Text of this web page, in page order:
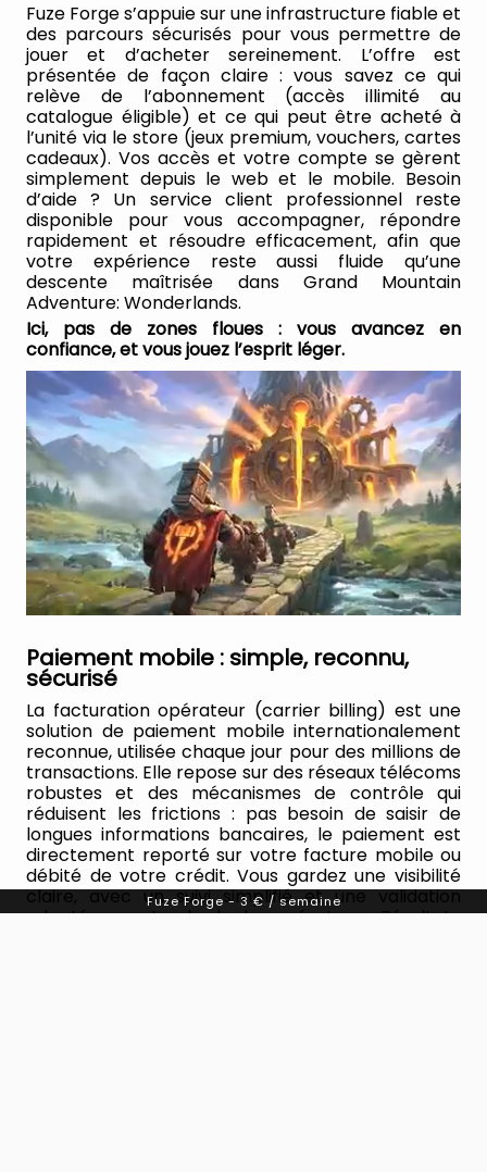
Fuze Forge-3 € / semaine
Fuze Forge s’appuie sur une infrastructure fiable et
des parcours sécurisés pour vous permettre de
jouer et d’acheter sereinement. L’offre est
présentée de façon claire : vous savez ce qui
relève de l’abonnement (accès illimité au
catalogue éligible) et ce qui peut être acheté à
l’unité via le store (jeux premium, vouchers, cartes
cadeaux). Vos accès et votre compte se gèrent
simplement depuis le web et le mobile. Besoin
d’aide ? Un service client professionnel reste
disponible pour vous accompagner, répondre
rapidement et résoudre efficacement, afin que
votre expérience reste aussi fluide qu’une
descente maîtrisée dans Grand Mountain
Adventure: Wonderlands.
Ici, pas de zones floues : vous avancez en
confiance, et vous jouez l’esprit léger.
Paiement mobile : simple, reconnu,
sécurisé
La facturation opérateur (carrier billing) est une
solution de paiement mobile internationalement
reconnue, utilisée chaque jour pour des millions de
transactions. Elle repose sur des réseaux télécoms
robustes et des mécanismes de contrôle qui
réduisent les frictions : pas besoin de saisir de
longues informations bancaires, le paiement est
directement reporté sur votre facture mobile ou
débité de votre crédit. Vous gardez une visibilité
claire, avec un suivi simplifié et une validation
adaptée aux standards des opérateurs. Résultat :